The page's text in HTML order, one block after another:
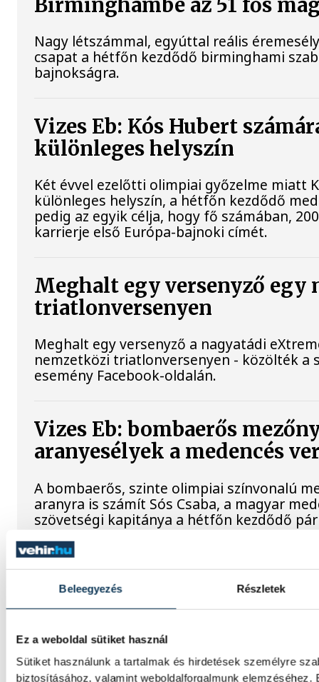
Beleegyezés Részletek
Ez a weboldal sütiket használ
Sütiket használunk a tartalmak és hirdetések személyre
biztosításához, valamint weboldalforgalmunk
Birminghambe az 51 fős
Nagy létszámmal, egyúttal reális
csapat a hétfőn kezdődő birminghami
bajnokságra.
Vizes Eb: Kós Hubert
különleges helyszín
Két évvel ezelőtti olimpiai győzelme miatt
különleges helyszín, a hétfőn kezdődő
pedig az egyik célja, hogy fő számában,
karrierje első Európa-bajnoki címét.
Meghalt egy versenyző egy
triatlonversenyen
Meghalt egy versenyző a nagyatádi
nemzetközi triatlonversenyen - közölték a
esemény Facebook-oldalán.
Vizes Eb: bombaerős
aranyesélyek a medencés
A bombaerős, szinte olimpiai színvonalú
aranyra is számít Sós Csaba, a magyar
szövetségi kapitánya a hétfőn kezdődő
Női kézilabda ifjúsági vb:
magyar válogatott
A magyar női ifjúsági kézilabda-
korosztályos világbajnokságon, mivel 30-
vasárnapi helyosztón, Pitesti-ben.